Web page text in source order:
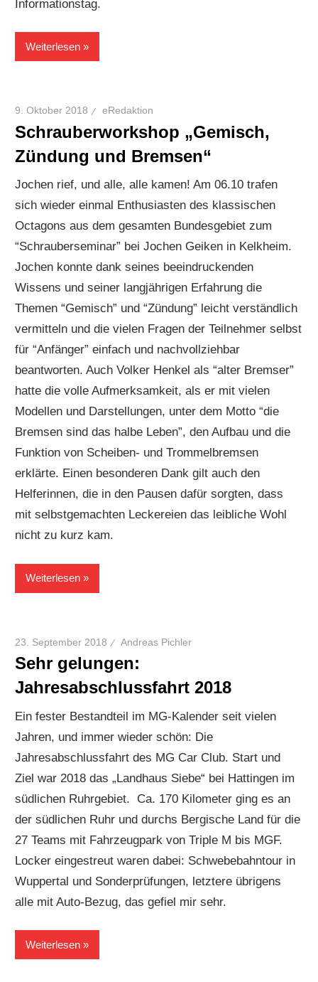
Informationstag.
Weiterlesen
9. Oktober 2018 eRedaktion
Schrauberworkshop „Gemisch,
Zündung und Bremsen“
Jochen rief, und alle, alle kamen! Am 06.10 trafen
sich wieder einmal Enthusiasten des klassischen
Octagons aus dem gesamten Bundesgebiet zum
“Schrauberseminar” bei Jochen Geiken in Kelkheim.
Jochen konnte dank seines beeindruckenden
Wissens und seiner langjährigen Erfahrung die
Themen “Gemisch” und “Zündung” leicht verständlich
vermitteln und die vielen Fragen der Teilnehmer selbst
für “Anfänger” einfach und nachvollziehbar
beantworten. Auch Volker Henkel als “alter Bremser”
hatte die volle Aufmerksamkeit, als er mit vielen
Modellen und Darstellungen, unter dem Motto “die
Bremsen sind das halbe Leben”, den Aufbau und die
Funktion von Scheiben- und Trommelbremsen
erklärte. Einen besonderen Dank gilt auch den
Helferinnen, die in den Pausen dafür sorgten, dass
mit selbstgemachten Leckereien das leibliche Wohl
nicht zu kurz kam.
Weiterlesen
23. September 2018 Andreas Pichler
Sehr gelungen:
Jahresabschlussfahrt 2018
Ein fester Bestandteil im MG-Kalender seit vielen
Jahren, und immer wieder schön: Die
Jahresabschlussfahrt des MG Car Club. Start und
Ziel war 2018 das „Landhaus Siebe“ bei Hattingen im
südlichen Ruhrgebiet. Ca. 170 Kilometer ging es an
der südlichen Ruhr und durchs Bergische Land für die
27 Teams mit Fahrzeugpark von Triple M bis MGF.
Locker eingestreut waren dabei: Schwebebahntour in
Wuppertal und Sonderprüfungen, letztere übrigens
alle mit Auto-Bezug, das gefiel mir sehr.
Weiterlesen